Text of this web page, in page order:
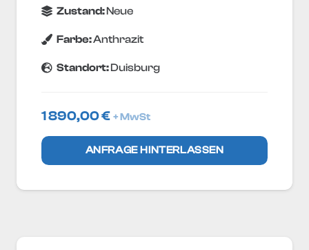
Zustand:Neue
Farbe:Anthrazit
Standort:Duisburg
1 890,00€ + MwSt
ANFRAGE HINTERLASSEN